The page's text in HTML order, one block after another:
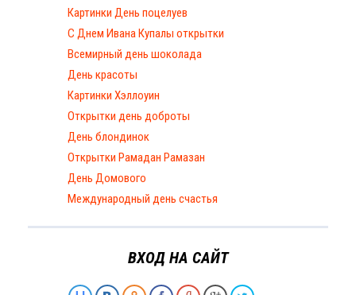
Картинки День поцелуев
С Днем Ивана Купалы открытки
Всемирный день шоколада
День красоты
Картинки Хэллоуин
Открытки день доброты
День блондинок
Открытки Рамадан Рамазан
День Домового
Международный день счастья
ВХОД НА САЙТ